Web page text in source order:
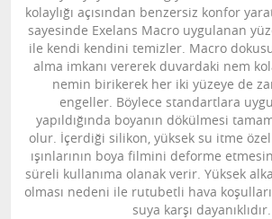
kolaylığı açısından benzersiz konfor
sayesinde Exelans Macro uygulanan
ile kendi kendini temizler. Macro
alma imkanı vererek duvardaki nem
nemin birikerek her iki yüzeye de
engeller. Böylece standartlara
yapıldığında boyanın dökülmesi
olur. İçerdiği silikon, yüksek su itme
ışınlarının boya filmini deforme
süreli kullanıma olanak verir. Yüksek
olması nedeni ile rutubetli hava
suya karşı dayanıklıdır.